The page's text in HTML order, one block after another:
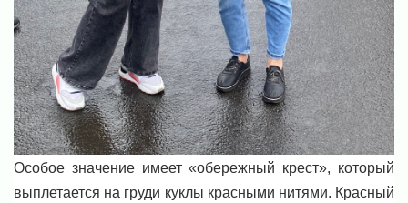
Особое значение имеет «обережный крест», который
выплетается на груди куклы красными нитями. Красный